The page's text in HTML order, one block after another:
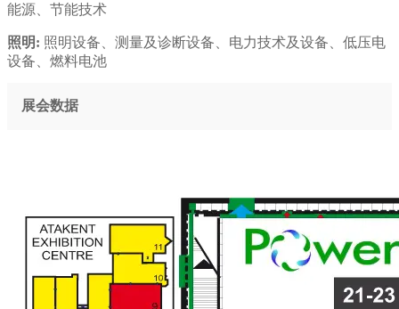
能源、节能技术
照明: 照明设备、测量及诊断设备、电力技术及设备、低压电
设备、燃料电池
展会数据